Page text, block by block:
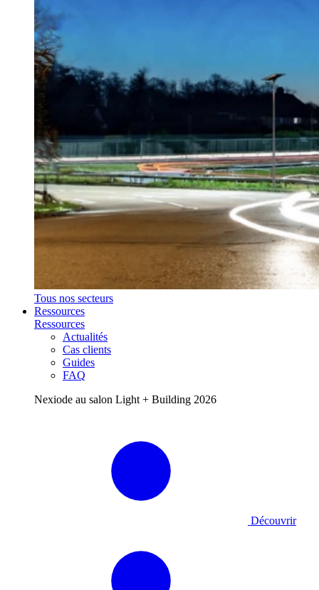
Tous nos secteurs
Ressources
Ressources
Actualités
Cas clients
Guides
FAQ
Nexiode au salon Light + Building 2026
Découvrir